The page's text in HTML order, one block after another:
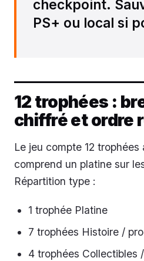
checkpoint.
PS+ ou local si
12 trophées :
chiffré et ordre
Le jeu compte 12
comprend un platine sur
Répartition type :
1 trophée Platine
7 trophées Histoire /
4 trophées Collectibles